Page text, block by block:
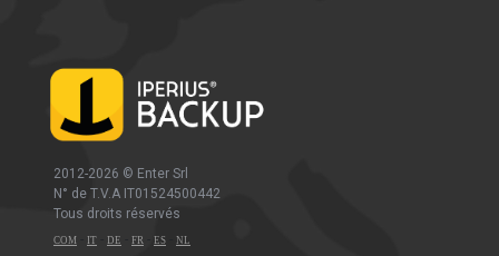
2012-2026 © Enter Srl
N° de T.V.A IT01524500442
Tous droits réservés
COM IT DE FR ES NL